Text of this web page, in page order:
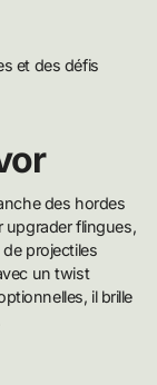
et des défis
des hordes
upgrader flingues,
projectiles
un twist
il brille